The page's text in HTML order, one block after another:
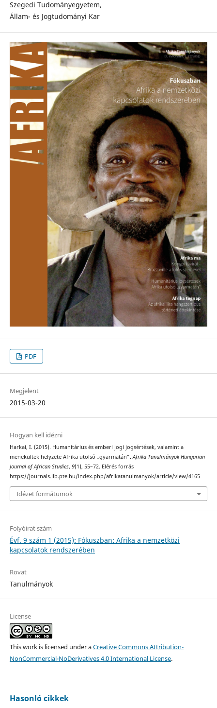
Szegedi Tudományegyetem,
Állam- és Jogtudományi Kar
PDF
Megjelent
2015-03-20
Hogyan kell idézni
Harkai, I. (2015). Humanitárius és emberi jogi jogsértések, valamint a
menekültek helyzete Afrika utolsó „gyarmatán”.Afrika Tanulmányok Hungarian
Journal of African Studies, 9(1), 55–72. Elérés forrás
https://journals.lib.pte.hu/index.php/afrikatanulmanyok/article/view/4165
Idézet formátumok
Folyóirat szám
Évf. 9 szám 1 (2015): Fókuszban: Afrika a nemzetközi
kapcsolatok rendszerében
Rovat
Tanulmányok
License
This work is licensed under aCreative Commons Attribution-
NonCommercial-NoDerivatives 4.0 International License.
Hasonló cikkek